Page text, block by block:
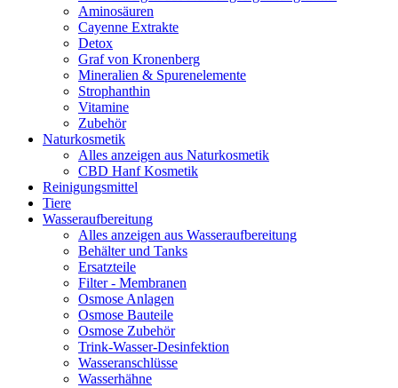
Aminosäuren
Cayenne Extrakte
Detox
Graf von Kronenberg
Mineralien & Spurenelemente
Strophanthin
Vitamine
Zubehör
Naturkosmetik
Alles anzeigen aus Naturkosmetik
CBD Hanf Kosmetik
Reinigungsmittel
Tiere
Wasseraufbereitung
Alles anzeigen aus Wasseraufbereitung
Behälter und Tanks
Ersatzteile
Filter - Membranen
Osmose Anlagen
Osmose Bauteile
Osmose Zubehör
Trink-Wasser-Desinfektion
Wasseranschlüsse
Wasserhähne